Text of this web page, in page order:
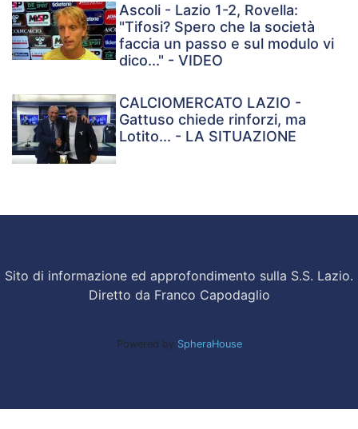
Ascoli - Lazio 1-2, Rovella:
"Tifosi? Spero che la società
faccia un passo e sul modulo vi
dico..." - VIDEO
CALCIOMERCATO LAZIO -
Gattuso chiede rinforzi, ma
Lotito... - LA SITUAZIONE
Sito di informazione ed approfondimento sulla S.S. Lazio.
Diretto da Franco Capodaglio
Powered by SpheraHouse